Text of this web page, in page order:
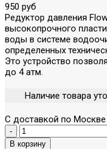
950 руб
Редуктор давления
высокопрочного
воды в системе
определенных
Это устройство
до 4 атм.
Наличие товара
С доставкой по Москве